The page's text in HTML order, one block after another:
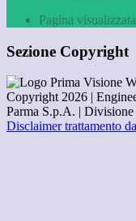
Pagina visualizzata
Sezione Copyright
Copyright 2026 |
Parma S.p.A. |
Disclaimer trattamento